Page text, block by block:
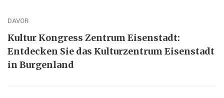
DAVOR
Kultur Kongress Zentrum Eisenstadt:
Entdecken Sie das Kulturzentrum Eisenstadt
in Burgenland